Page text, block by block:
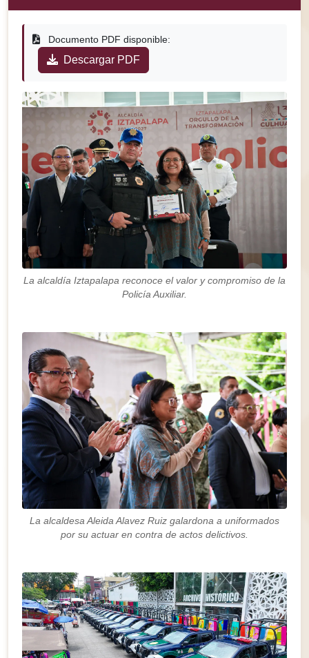
Documento PDF disponible:
Descargar PDF
La alcaldía Iztapalapa reconoce el valor y compromiso de la
Policía Auxiliar.
La alcaldesa Aleida Alavez Ruiz galardona a uniformados
por su actuar en contra de actos delictivos.